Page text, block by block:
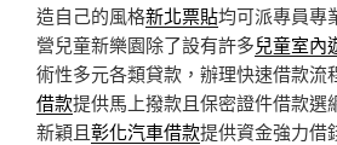
造自己的風格新北票貼均可派專員專
營兒童新樂園除了設有許多兒童室內
術性多元各類貸款，辦理快速借款流
借款提供馬上撥款且保密證件借款選
新穎且彰化汽車借款提供資金強力借